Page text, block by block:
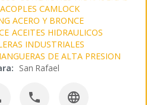
ACOPLES CAMLOCK
ACERO Y BRONCE
ACEITES HIDRAULICOS
INDUSTRIALES
DE ALTA PRESION
San Rafael
 